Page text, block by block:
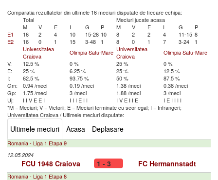
Comparatia rezultatelor din ultimele 16 meciuri disputate de fiecare echipa:
Total
Meciuri jucate acasa
M
V E I G P M V E I G
P
E1
16 2 4 10 15-28 10 8 2 2 4 11-15 8
E2
16 0 1 15 3-48 1 8 0 1 7 3-24
1
Universitatea
Craiova
Olimpia Satu-Mare Universitatea
Craiova
Olimpia Satu-Mare
V:
12.5 % 0 % 25 %
0 %
E:
25 % 6.25 % 25 %
12.5 %
I:
62.5 % 93.75 % 50 %
87.5 %
Gm:
0.94 /meci 0.19 /meci 1.38 /meci
0.38 /meci
Gp:
1.75 /meci 3 /meci 1.88 /meci
3 /meci
Uj:
I I V E E I I I I E I I I V E I I E I E I I I I
*M = Meciuri; V = Victorii; E = Meciuri terminate cu scor egal; I = Infrangeri;
Universitatea Craiova/ Ultimele meciuri disputate:
Ultimele meciuri Acasa Deplasare
Romania - Liga 1 Etapa 9
12.05.2024
FCU 1948 Craiova 1 - 3 FC Hermannstadt
Romania - Liga 1 Etapa 8